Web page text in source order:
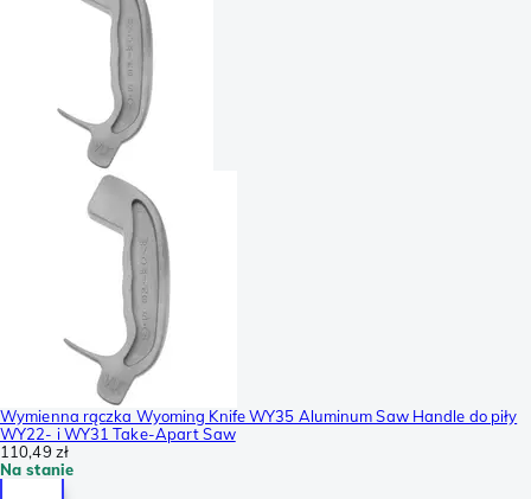
Wymienna rączka Wyoming Knife WY35 Aluminum Saw Handle do piły
WY22- i WY31 Take-Apart Saw
110,49 zł
Na stanie